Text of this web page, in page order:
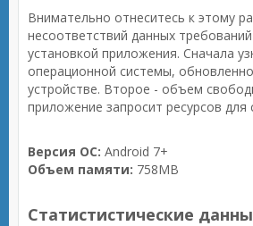
Внимательно отнеситесь к этому
несоответствий данных
установкой приложения. Сначала
операционной системы,
устройстве. Второе - объем
приложение запросит ресурсов для
Версия ОС: Android 7+
Объем памяти: 758MB
Статистистические